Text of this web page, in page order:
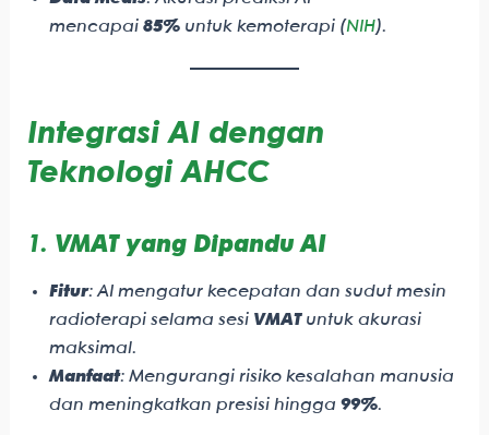
mencapai 85%untuk kemoterapi (NIH).
Integrasi AI dengan
Teknologi AHCC
1. VMAT yang Dipandu AI
Fitur: AI mengatur kecepatan dan sudut mesin
radioterapi selama sesi VMATuntuk akurasi
maksimal.
Manfaat: Mengurangi risiko kesalahan manusia
dan meningkatkan presisi hingga 99%.